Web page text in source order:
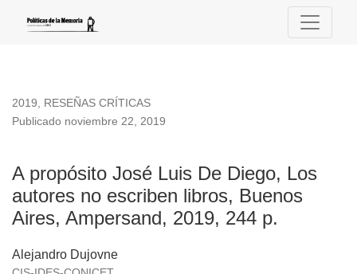
A propósito José Luis De Diego, Los autores no escriben
2019, RESEÑAS CRÍTICAS
A propósito José Luis De Diego, Los
autores no escriben libros, Buenos
Aires, Ampersand, 2019, 244 p.
Publicado noviembre 22, 2019
Alejandro Dujovne